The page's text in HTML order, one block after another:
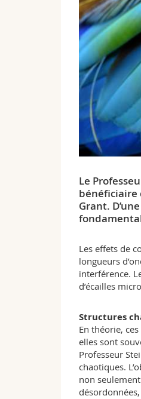
Le
bénéficiaire
Grant.
Les effets de
longueurs
interférence.
d’écailles
Structures
En théorie,
elles sont
Professeur
chaotiques.
non